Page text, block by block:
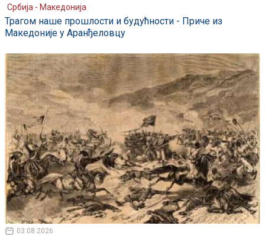
Србија - Македонија
Трагом наше прошлости и будућности - Приче из
Македоније у Аранђеловцу
03.08.2026